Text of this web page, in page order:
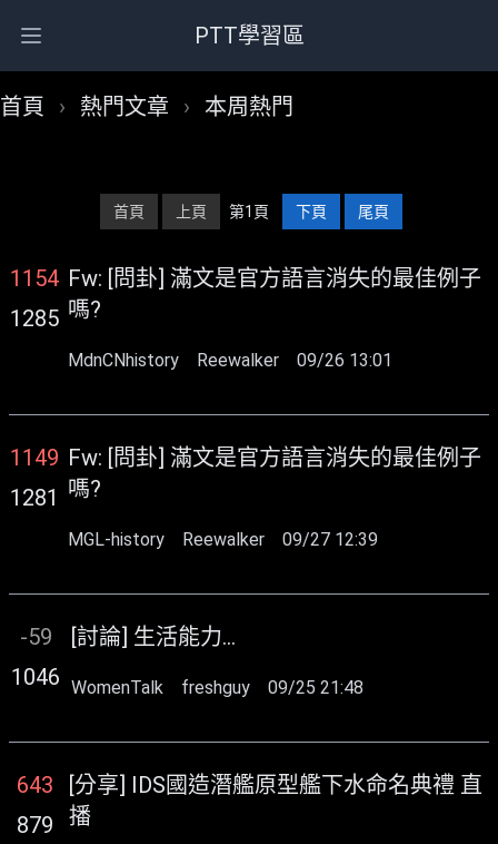
Open main menu PTT學習區
首頁 › 熱門文章 › 本周熱門
首頁 上頁 第1頁 下頁 尾頁
1154
1285
Fw: [問卦] 滿文是官方語言消失的最佳例子
嗎?
MdnCNhistory Reewalker 09/26 13:01
1149
1281
Fw: [問卦] 滿文是官方語言消失的最佳例子
嗎?
MGL-history Reewalker 09/27 12:39
-59
1046
[討論] 生活能力...
WomenTalk freshguy 09/25 21:48
643
879
[分享] IDS國造潛艦原型艦下水命名典禮 直
播